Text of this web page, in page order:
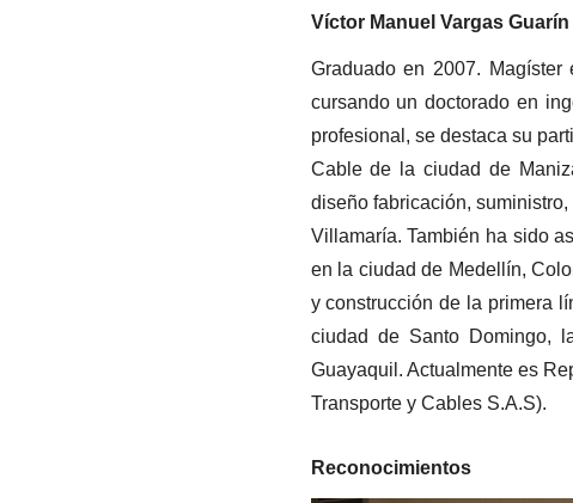
Víctor Manuel Vargas Guarín
Graduado en 2007.
cursando un doctorado en
profesional, se destaca su
Cable de la ciudad de
diseño fabricación,
Villamaría. También ha sido
en la ciudad de Medellín,
y construcción de la primera
ciudad de Santo Domingo,
Guayaquil. Actualmente es
Transporte y Cables S.A.S).
Reconocimientos